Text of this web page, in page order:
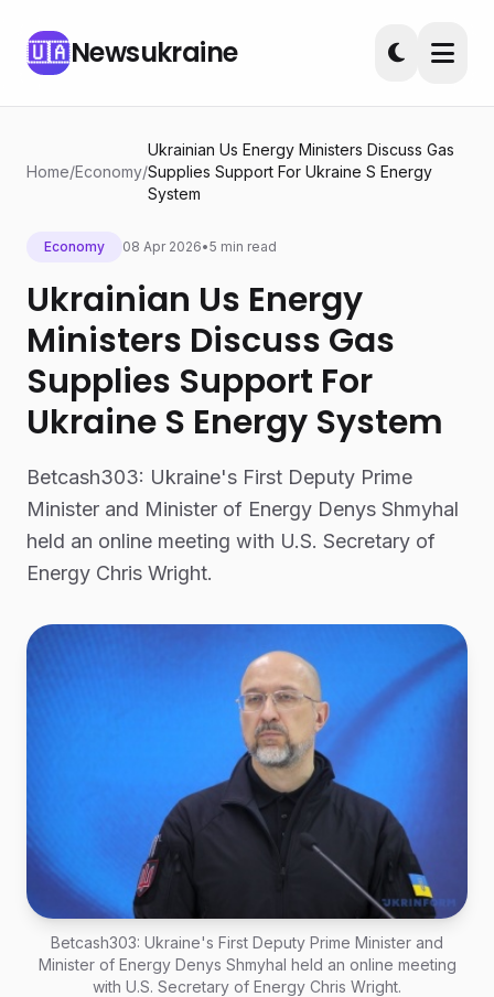
🇺🇦Newsukraine
Home/Economy/
Ukrainian Us Energy Ministers Discuss Gas
Supplies Support For Ukraine S Energy
System
Economy 08 Apr 2026•5 min read
Ukrainian Us Energy
Ministers Discuss Gas
Supplies Support For
Ukraine S Energy System
Betcash303: Ukraine's First Deputy Prime
Minister and Minister of Energy Denys Shmyhal
held an online meeting with U.S. Secretary of
Energy Chris Wright.
Betcash303: Ukraine's First Deputy Prime Minister and
Minister of Energy Denys Shmyhal held an online meeting
with U.S. Secretary of Energy Chris Wright.